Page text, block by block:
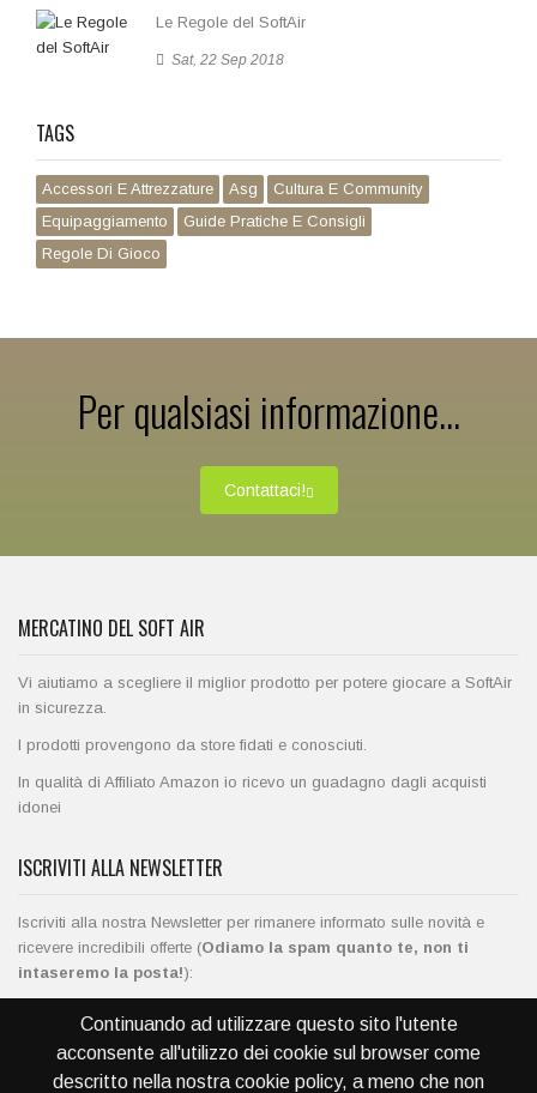
Continuando ad utilizzare questo sito l'utente
acconsente all'utilizzo dei cookie sul browser come
descritto nella nostra cookie policy, a meno che non
Le Regole del SoftAir
Sat, 22 Sep 2018
TAGS
Accessori E Attrezzature Asg
Cultura E Community
Equipaggiamento
Guide Pratiche E Consigli
Regole Di Gioco
Per qualsiasi informazione...
Contattaci!
MERCATINO DEL SOFT AIR
Vi aiutiamo a scegliere il miglior prodotto per potere giocare a SoftAir
in sicurezza.
I prodotti provengono da store fidati e conosciuti.
In qualità di Affiliato Amazon io ricevo un guadagno dagli acquisti
idonei
ISCRIVITI ALLA NEWSLETTER
Iscriviti alla nostra Newsletter per rimanere informato sulle novità e
ricevere incredibili offerte (Odiamo la spam quanto te, non ti
intaseremo la posta!):